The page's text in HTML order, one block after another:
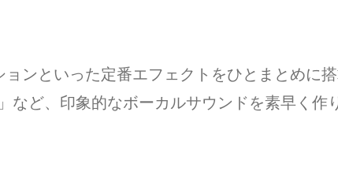
ンといった定番エフェクトをひとまとめに
ど、印象的なボーカルサウンドを素早く作